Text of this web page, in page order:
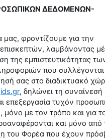
ΔΕΔΟΜΕΝΩΝ-
μας, φροντίζουμε για την
λαμβάνοντας
της εμπιστευτικότητας
που συλλέγονται
σας στο διαδικτυακό
.gr, δηλώνει τη συναίνεσή
επεξεργασία τυχόν
με τον τρόπο και για
και μόνο από
του Φορέα που έχουν